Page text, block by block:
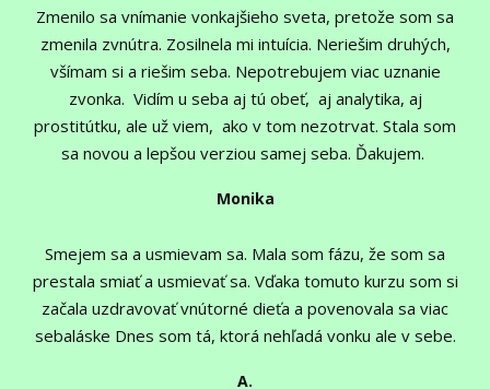
Zmenilo sa vnímanie vonkajšieho sveta, pretože som sa
zmenila zvnútra. Zosilnela mi intuícia. Neriešim druhých,
všímam si a riešim seba. Nepotrebujem viac uznanie
zvonka. Vidím u seba aj tú obeť, aj analytika, aj
prostitútku, ale už viem, ako v tom nezotrvat. Stala som
sa novou a lepšou verziou samej seba. Ďakujem.
Monika
Smejem sa a usmievam sa. Mala som fázu, že som sa
prestala smiať a usmievať sa. Vďaka tomuto kurzu som si
začala uzdravovať vnútorné dieťa a povenovala sa viac
sebaláske Dnes som tá, ktorá nehľadá vonku ale v sebe.
A.